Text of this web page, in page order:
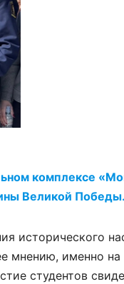
комплексе
Великой Победы.
исторического
мнению, именно
студентов